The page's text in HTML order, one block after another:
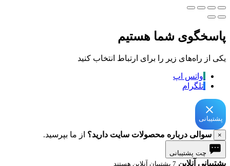
پاسخگوی شما هستیم
یکی از راه‌های زیر را برای ارتباط انتخاب کنید
واتس اپ
تلگرام
پشتیبانی
× سوالی درباره محصولات سایت دارید؟ از ما بپرسید.
چت پشتیبانی
پشتیبانی آنلاین 7 پشتیبان آنلاین هستند